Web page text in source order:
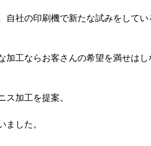
自社の印刷機で新たな試みをして
加工ならお客さんの希望を満せはし
ス加工を提案。
ました。